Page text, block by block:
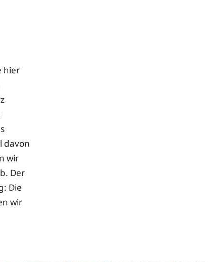
hier
davon
wir
Der
Die
wir